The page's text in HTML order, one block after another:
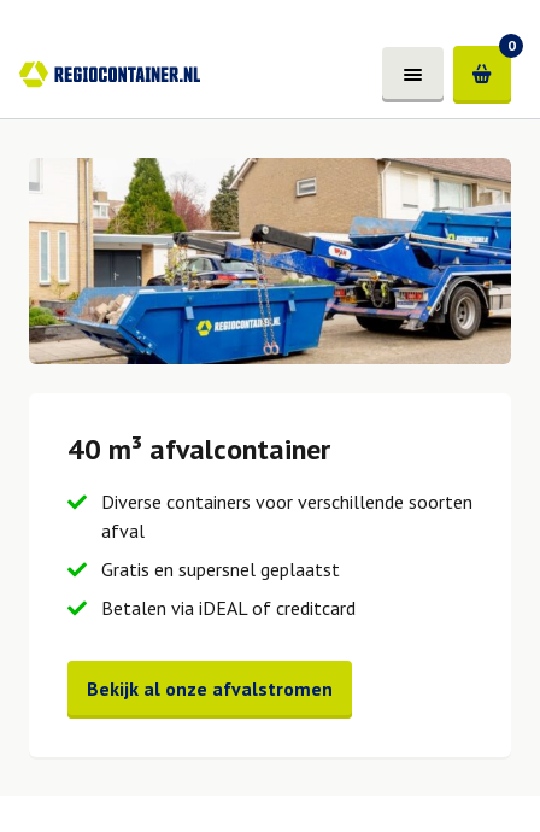
0
40 m³ afvalcontainer
Diverse containers voor verschillende soorten
afval
Gratis en supersnel geplaatst
Betalen via iDEAL of creditcard
Bekijk al onze afvalstromen